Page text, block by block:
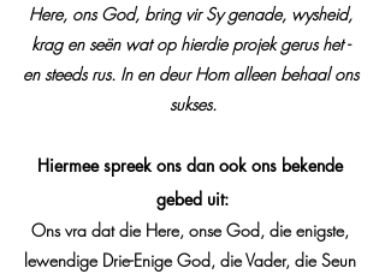
Here, ons God, bring vir Sy genade, wysheid,
krag en seën wat op hierdie projek gerus het -
en steeds rus. In en deur Hom alleen behaal ons
sukses.
Hiermee spreek ons dan ook ons bekende
gebed uit:
Ons vra dat die Here, onse God, die enigste,
lewendige Drie-Enige God, die Vader, die Seun